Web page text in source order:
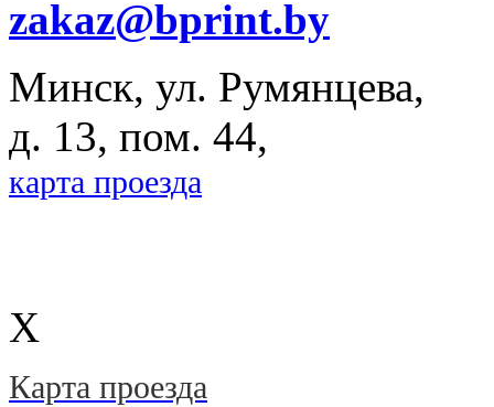
zakaz@bprint.by
Минск, ул. Румянцева,
д. 13, пом. 44,
карта проезда
X
Карта проезда